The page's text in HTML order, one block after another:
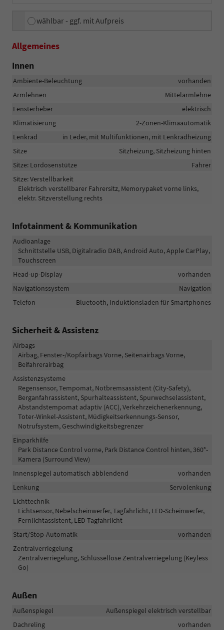
wählbar - ggf. mit Aufpreis
Allgemeines
Innen
Ambiente-Beleuchtung
vorhanden
Armlehnen
Mittelarmlehne
Fensterheber
elektrisch
Klimatisierung
2-Zonen-Klimaautomatik
Lenkrad
in Leder, mit Multifunktionen, mit Lenkradheizung
Sitze
Sitzheizung, Sitzheizung hinten
Sitze: Lordosenstütze
Fahrer
Sitze: Verstellbarkeit
Elektrisch verstellbarer Fahrersitz, Memorypaket vorne links,
elektr. Sitzverstellung rechts
Infotainment & Kommunikation
Audioanlage
Schnittstelle USB, Digitalradio DAB, Android Auto, Apple CarPlay,
Touchscreen
Head-up-Display
vorhanden
Navigationssystem
Navigation
Telefon
Bluetooth, Induktionsladen für Smartphones
Sicherheit & Assistenz
Airbags
Airbag, Fenster-/Kopfairbags Vorne, Seitenairbags Vorne,
Beifahrerairbag
Assistenzsysteme
Regensensor, Tempomat, Notbremsassistent (City-Safety),
Berganfahrassistent, Spurhalteassistent, Spurwechselassistent,
Abstandstempomat adaptiv (ACC), Verkehrzeichenerkennung,
Toter-Winkel-Assistent, Müdigkeitserkennungs-Sensor,
Notrufsystem, Geschwindigkeitsbegrenzer
Einparkhilfe
Park Distance Control vorne, Park Distance Control hinten, 360°-
Kamera (Surround View)
Innenspiegel automatisch abblendend
vorhanden
Lenkung
Servolenkung
Lichttechnik
Lichtsensor, Nebelscheinwerfer, Tagfahrlicht, LED-Scheinwerfer,
Fernlichtassistent, LED-Tagfahrlicht
Start/Stop-Automatik
vorhanden
Zentralverriegelung
Zentralverriegelung, Schlüssellose Zentralverriegelung (Keyless
Go)
Außen
Außenspiegel
Außenspiegel elektrisch verstellbar
Dachreling
vorhanden